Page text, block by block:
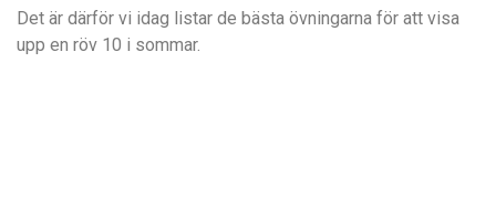
Det är därför vi idag listar de bästa övningarna för att visa
upp en röv 10 i sommar.